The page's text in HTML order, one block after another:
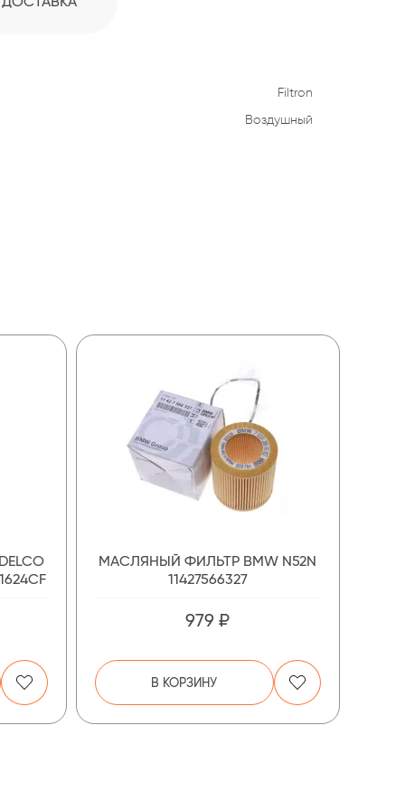
Filtron
Воздушный
МАСЛЯНЫЙ ФИЛЬТР BMW N52N
11427566327
979 ₽
В КОРЗИНУ